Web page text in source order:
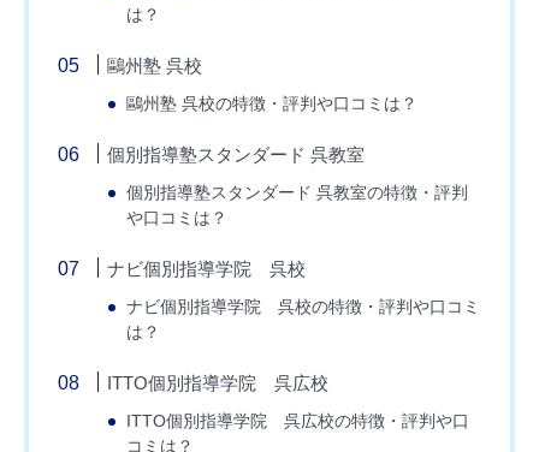
は？
鷗州塾 呉校
鷗州塾 呉校の特徴・評判や口コミは？
個別指導塾スタンダード 呉教室
個別指導塾スタンダード 呉教室の特徴・評判
や口コミは？
ナビ個別指導学院 呉校
ナビ個別指導学院 呉校の特徴・評判や口コミ
は？
ITTO個別指導学院 呉広校
ITTO個別指導学院 呉広校の特徴・評判や口
コミは？